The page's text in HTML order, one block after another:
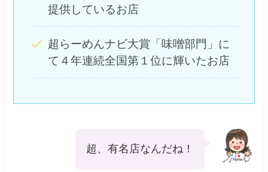
提供しているお店
超らーめんナビ大賞「味噌部門」に
て４年連続全国第１位に輝いたお店
超、有名店なんだね！